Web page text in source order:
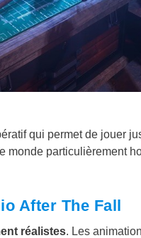
qui permet de jouer
monde particulièrement
After The Fall
réalistes. Les